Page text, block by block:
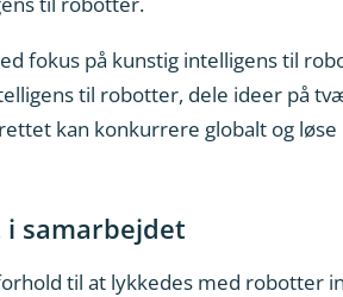
fokus på kunstig intelligens til
til robotter, dele ideer på
kan konkurrere globalt og
samarbejdet
til at lykkedes med robotter